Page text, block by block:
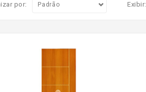
por: Exibir: